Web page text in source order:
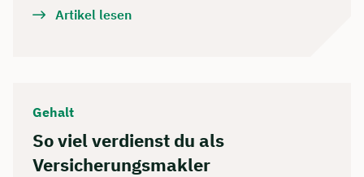
Artikel lesen
Gehalt
So viel verdienst du als
Versicherungsmakler